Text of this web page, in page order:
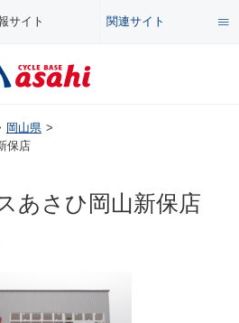
サイト 関連サイト
講座
岡山県
保店
あさひ岡山新保店